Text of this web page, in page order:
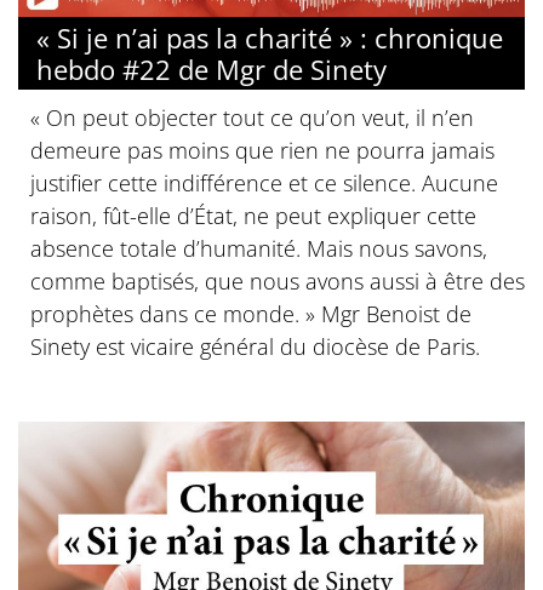
« Si je n’ai pas la charité » : chronique
hebdo #22 de Mgr de Sinety
« On peut objecter tout ce qu’on veut, il n’en
demeure pas moins que rien ne pourra jamais
justifier cette indifférence et ce silence. Aucune
raison, fût-elle d’État, ne peut expliquer cette
absence totale d’humanité. Mais nous savons,
comme baptisés, que nous avons aussi à être des
prophètes dans ce monde. » Mgr Benoist de
Sinety est vicaire général du diocèse de Paris.